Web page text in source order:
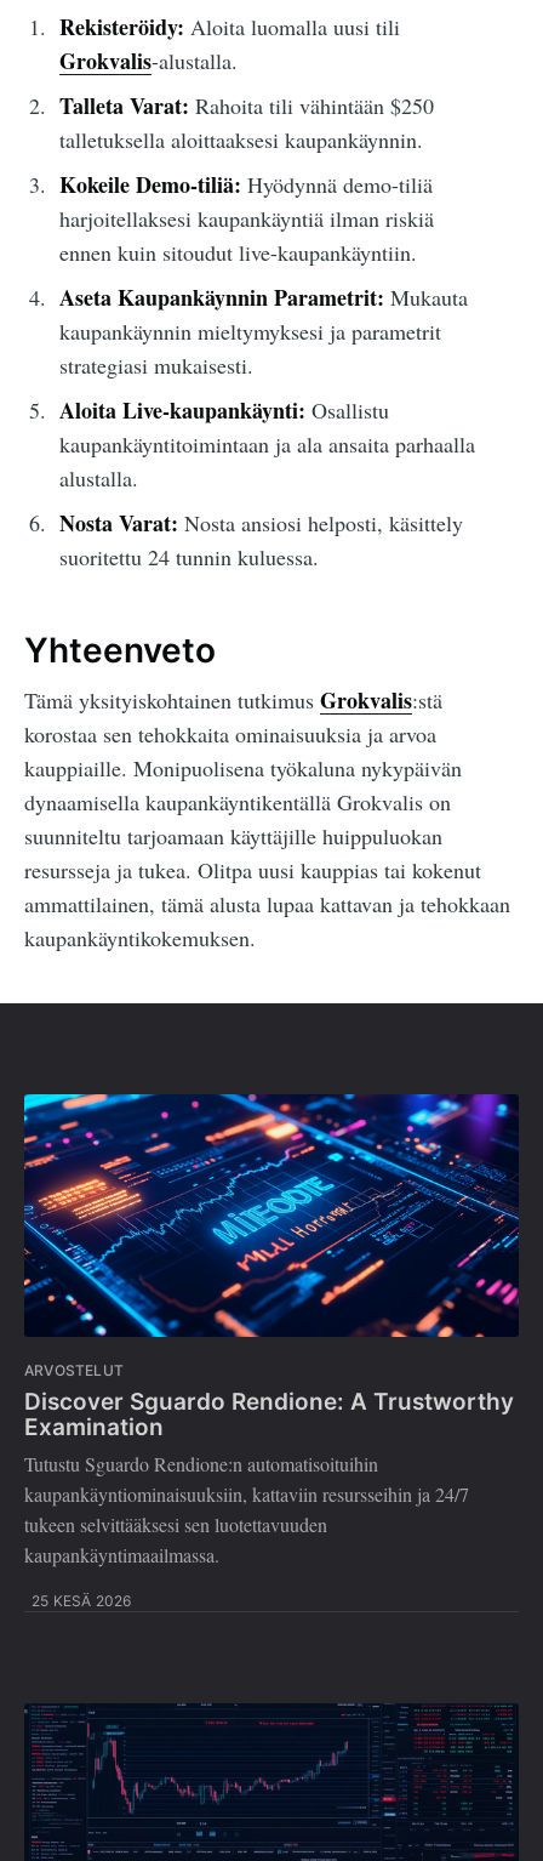
Rekisteröidy: Aloita luomalla uusi tili
Grokvalis-alustalla.
Talleta Varat: Rahoita tili vähintään $250
talletuksella aloittaaksesi kaupankäynnin.
Kokeile Demo-tiliä: Hyödynnä demo-tiliä
harjoitellaksesi kaupankäyntiä ilman riskiä
ennen kuin sitoudut live-kaupankäyntiin.
Aseta Kaupankäynnin Parametrit: Mukauta
kaupankäynnin mieltymyksesi ja parametrit
strategiasi mukaisesti.
Aloita Live-kaupankäynti: Osallistu
kaupankäyntitoimintaan ja ala ansaita parhaalla
alustalla.
Nosta Varat: Nosta ansiosi helposti, käsittely
suoritettu 24 tunnin kuluessa.
Yhteenveto
Tämä yksityiskohtainen tutkimus Grokvalis:stä
korostaa sen tehokkaita ominaisuuksia ja arvoa
kauppiaille. Monipuolisena työkaluna nykypäivän
dynaamisella kaupankäyntikentällä Grokvalis on
suunniteltu tarjoamaan käyttäjille huippuluokan
resursseja ja tukea. Olitpa uusi kauppias tai kokenut
ammattilainen, tämä alusta lupaa kattavan ja tehokkaan
kaupankäyntikokemuksen.
ARVOSTELUT
Discover Sguardo Rendione: A Trustworthy
Examination
Tutustu Sguardo Rendione:n automatisoituihin
kaupankäyntiominaisuuksiin, kattaviin resursseihin ja 24/7
tukeen selvittääksesi sen luotettavuuden
kaupankäyntimaailmassa.
25 KESÄ 2026